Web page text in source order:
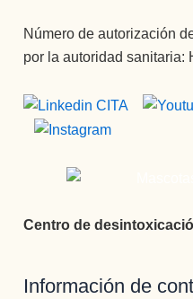
Número de autorización
por la autoridad sanitaria:
Centro de
Información de